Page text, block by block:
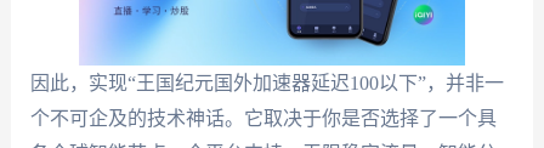
因此，实现“王国纪元国外加速器延迟100以下”，并非一
个不可企及的技术神话。它取决于你是否选择了一个具